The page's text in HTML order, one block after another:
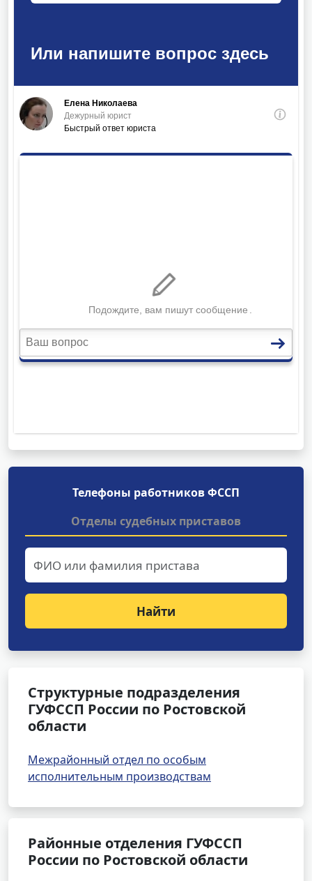
Телефоны работников ФССП
Отделы судебных приставов
Найти
Структурные подразделения
ГУФССП России по Ростовской
области
Межрайонный отдел по особым
исполнительным производствам
Районные отделения ГУФССП
России по Ростовской области